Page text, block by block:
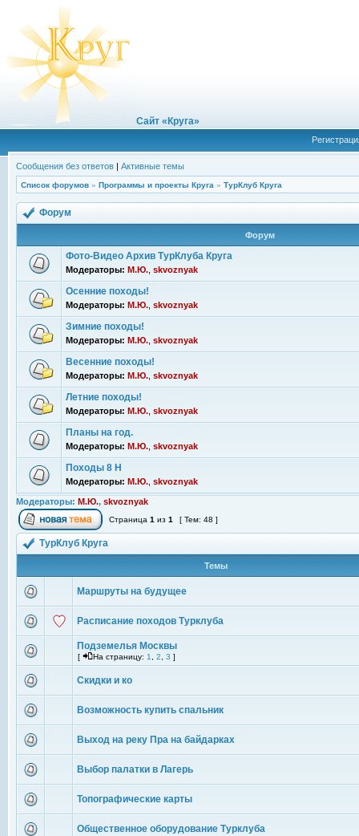
Сайт «Круга»
Сообщения без ответов | Активные темы
Список форумов » Программы и проекты Круга » ТурКлуб Круга
Форум
Форум
Фото-Видео Архив ТурКлуба Круга
Модераторы: М.Ю. skvoznyak
Осенние походы!
Модераторы: М.Ю. skvoznyak
Зимние походы!
Модераторы: М.Ю. skvoznyak
Весенние походы!
Модераторы: М.Ю. skvoznyak
Летние походы!
Модераторы: М.Ю. skvoznyak
Планы на год.
Модераторы: М.Ю. skvoznyak
Походы 8 Н
Модераторы: М.Ю. skvoznyak
Модераторы: М.Ю., skvoznyak
Страница 1 из 1 [ Тем: 48 ]
ТурКлуб Круга
Темы
Маршруты на будущее
Расписание походов Турклуба
Подземелья Москвы
[ На страницу: 1 2 3 ]
Скидки и ко
Возможность купить спальник
Выход на реку Пра на байдарках
Выбор палатки в Лагерь
Топографические карты
Общественное оборудование Турклуба